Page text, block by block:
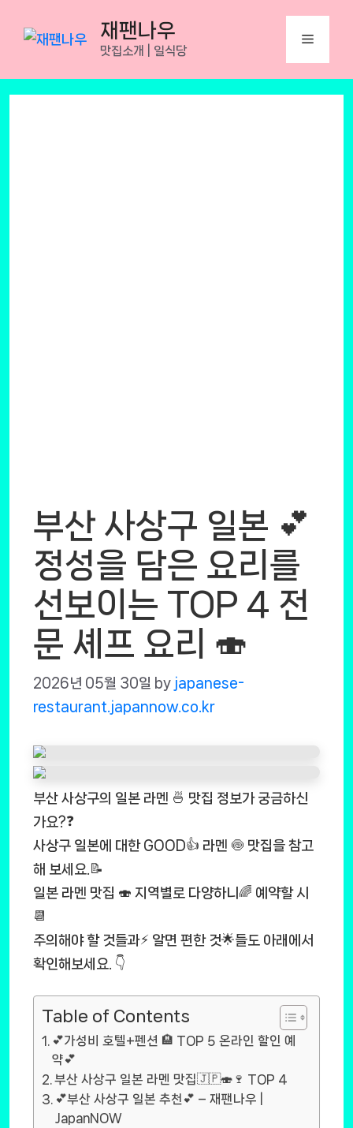
재팬나우
맛집소개 | 일식당
Menu
부산 사상구 일본 💕
정성을 담은 요리를
선보이는 TOP 4 전
문 셰프 요리 🍣
2026년 05월 30일 by japanese-
restaurant.japannow.co.kr
부산 사상구의 일본 라멘 🍜 맛집 정보가 궁금하신
가요?❓
사상구 일본에 대한 GOOD👍 라멘 🍥 맛집을 참고
해 보세요.📝
일본 라멘 맛집 🍣 지역별로 다양하니🌈 예약할 시
📆
주의해야 할 것들과⚡ 알면 편한 것🌟들도 아래에서
확인해보세요. 👇
Table of Contents
💕가성비 호텔+펜션 🏨 TOP 5 온라인 할인 예
약💕
부산 사상구 일본 라멘 맛집🇯🇵🍣🍷 TOP 4
💕부산 사상구 일본 추천💕 – 재팬나우 |
JapanNOW